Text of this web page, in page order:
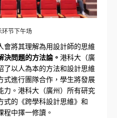
环节下午场
會將其理解為用設計師的思維
決問題的方法論。 港科大（廣
了以人為本的方法和設計思維
式進行團隊合作，學生將發展
力。港科大（廣州）所有研究
式的《跨學科設計思維》和
程中擇一修讀。